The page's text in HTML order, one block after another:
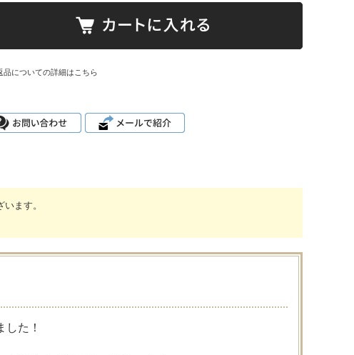
品についての詳細はこちら
ます。
た！